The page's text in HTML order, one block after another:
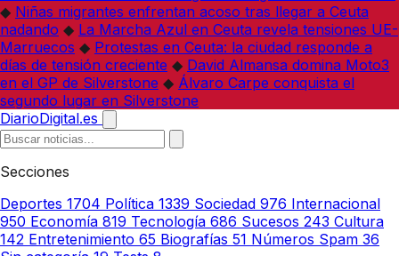
◆ Niñas migrantes enfrentan acoso tras llegar a Ceuta
nadando ◆ La Marcha Azul en Ceuta revela tensiones UE-
Marruecos ◆ Protestas en Ceuta: la ciudad responde a
días de tensión creciente ◆ David Almansa domina Moto3
en el GP de Silverstone ◆ Álvaro Carpe conquista el
segundo lugar en Silverstone
DiarioDigital.es
Secciones
Deportes 1704 Política 1339 Sociedad 976 Internacional
950 Economía 819 Tecnología 686 Sucesos 243 Cultura
142 Entretenimiento 65 Biografías 51 Números Spam 36